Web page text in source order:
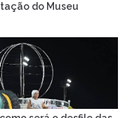
do Museu